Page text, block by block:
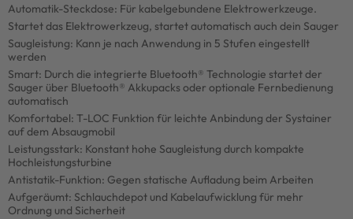
Automatik-Steckdose: Für kabelgebundene Elektrowerkzeuge.
Startet das Elektrowerkzeug, startet automatisch auch dein Sauger
Saugleistung: Kann je nach Anwendung in 5 Stufen eingestellt
werden
Smart: Durch die integrierte Bluetooth® Technologie startet der
Sauger über Bluetooth® Akkupacks oder optionale Fernbedienung
automatisch
Komfortabel: T-LOC Funktion für leichte Anbindung der Systainer
auf dem Absaugmobil
Leistungsstark: Konstant hohe Saugleistung durch kompakte
Hochleistungsturbine
Antistatik-Funktion: Gegen statische Aufladung beim Arbeiten
Aufgeräumt: Schlauchdepot und Kabelaufwicklung für mehr
Ordnung und Sicherheit